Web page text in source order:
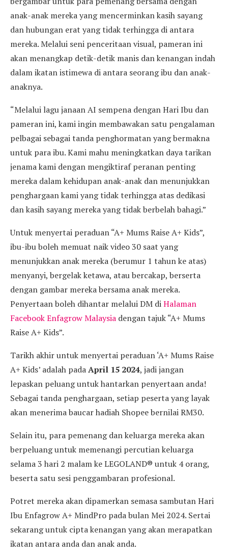
anak-anak mereka yang mencerminkan kasih sayang
dan hubungan erat yang tidak terhingga di antara
mereka. Melalui seni penceritaan visual, pameran ini
akan menangkap detik-detik manis dan kenangan indah
dalam ikatan istimewa di antara seorang ibu dan anak-
anaknya.
“Melalui lagu janaan AI sempena dengan Hari Ibu dan
pameran ini, kami ingin membawakan satu pengalaman
pelbagai sebagai tanda penghormatan yang bermakna
untuk para ibu. Kami mahu meningkatkan daya tarikan
jenama kami dengan mengiktiraf peranan penting
mereka dalam kehidupan anak-anak dan menunjukkan
penghargaan kami yang tidak terhingga atas dedikasi
dan kasih sayang mereka yang tidak berbelah bahagi.”
Untuk menyertai peraduan “A+ Mums Raise A+ Kids”,
ibu-ibu boleh memuat naik video 30 saat yang
menunjukkan anak mereka (berumur 1 tahun ke atas)
menyanyi, bergelak ketawa, atau bercakap, berserta
dengan gambar mereka bersama anak mereka.
Penyertaan boleh dihantar melalui DM diHalaman
Facebook Enfagrow Malaysia dengan tajuk “A+ Mums
Raise A+ Kids”.
Tarikh akhir untuk menyertai peraduan ‘A+ Mums Raise
A+ Kids’ adalah padaApril 15 2024, jadi jangan
lepaskan peluang untuk hantarkan penyertaan anda!
Sebagai tanda penghargaan, setiap peserta yang layak
akan menerima baucar hadiah Shopee bernilai RM30.
Selain itu, para pemenang dan keluarga mereka akan
berpeluang untuk memenangi percutian keluarga
selama 3 hari 2 malam ke LEGOLAND® untuk 4 orang,
beserta satu sesi penggambaran profesional.
Potret mereka akan dipamerkan semasa sambutan Hari
Ibu Enfagrow A+ MindPro pada bulan Mei 2024. Sertai
sekarang untuk cipta kenangan yang akan merapatkan
ikatan antara anda dan anak anda.